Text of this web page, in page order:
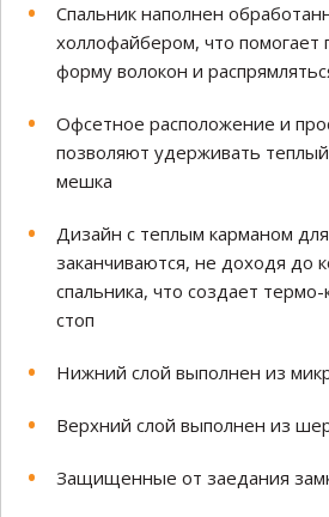
Спальник наполнен
холлофайбером, что помогает
форму волокон и
Офсетное расположение и
позволяют удерживать
мешка
Дизайн с теплым карманом
заканчиваются, не доходя до
спальника, что создает
стоп
Нижний слой выполнен из
Верхний слой выполнен из
Защищенные от заедания